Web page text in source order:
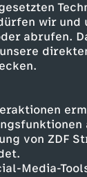
wir und
abrufen.
von ZDF
Media-